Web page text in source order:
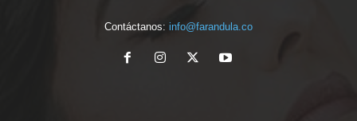
Contáctanos: info@farandula.co